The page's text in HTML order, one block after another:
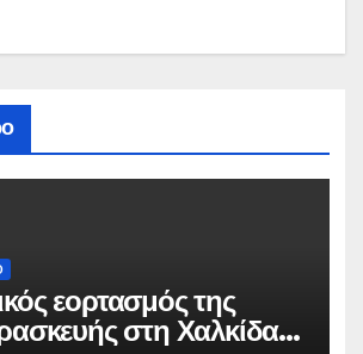
εορτασμός της
στη Χαλκίδα